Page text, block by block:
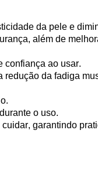
da pele e
além de
confiança ao usar.
redução da fadiga
o uso.
garantindo